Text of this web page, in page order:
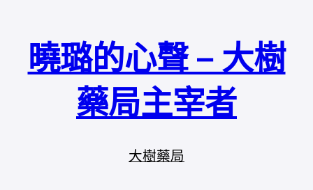
曉璐的心聲 – 大樹
藥局主宰者
大樹藥局